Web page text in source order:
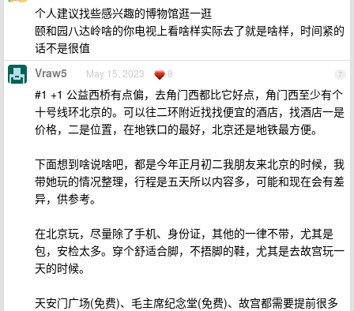
个人建议找些感兴趣的博物馆逛一逛
颐和园八达岭啥的你电视上看啥样实际去了就是啥样，时间紧的
话不是很值
7
Vraw5 May 15, 2023 8
#1 +1 公益西桥有点偏，去角门西都比它好点，角门西至少有个
十号线环北京的。可以往二环附近找找便宜的酒店，找酒店一是
价格，二是位置，在地铁口的最好，北京还是地铁最方便。
下面想到啥说啥吧，都是今年正月初二我朋友来北京的时候，我
带她玩的情况整理，行程是五天所以内容多，可能和现在会有差
异，供参考。
在北京玩，尽量除了手机、身份证，其他的一律不带，尤其是
包，安检太多。穿个舒适合脚，不捂脚的鞋，尤其是去故宫玩一
天的时候。
天安门广场(免费)、毛主席纪念堂(免费)、故宫都需要提前很多